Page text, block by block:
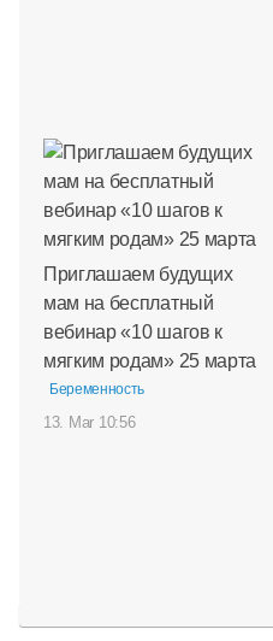
Приглашаем будущих
мам на бесплатный
вебинар «10 шагов к
мягким родам» 25 марта
Беременность
13. Mar 10:56